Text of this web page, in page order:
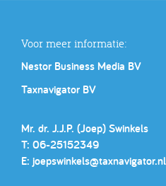
Voor meer informatie:
Nestor Business Media BV
Taxnavigator BV
Mr. dr. J.J.P. (Joep) Swinkels
T: 06-25152349
E: joepswinkels@taxnavigator.nl